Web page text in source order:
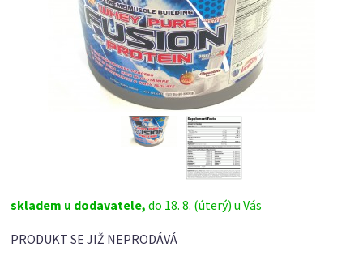
skladem u dodavatele,do 18. 8. (úterý) u Vás
PRODUKT SE JIŽ NEPRODÁVÁ